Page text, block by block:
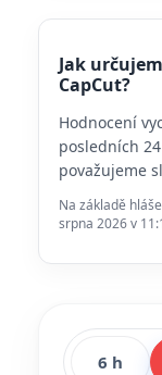
Jak
CapCut?
Hodnocení
posledních
považujeme
Na základě
srpna 2026 v
6 h